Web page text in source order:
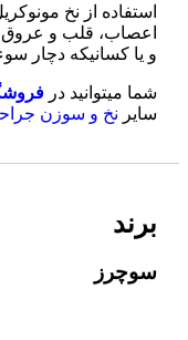
استفاده از نخ
اعصاب، قلب و عروق
و یا کسانیکه دچار
شما میتوانید در
سایر نخ و سوزن
برند
سوچرز